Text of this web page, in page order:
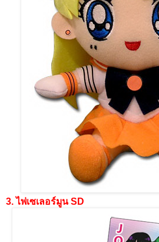
3. ไพ่เซเลอร์มูน SD